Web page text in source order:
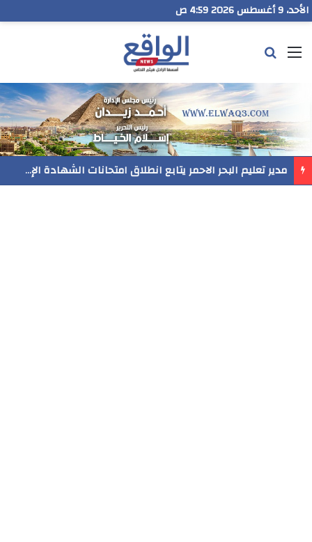
الأحد، 9 أغسطس 2026 4:59 ص
القائمة
مدير تعليم البحر الاحمر يتابع انطلاق امتحانات الشهادة الإعدادية ويؤكد: الانضباط